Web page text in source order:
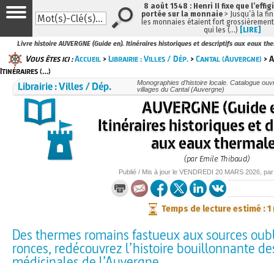
Livre histoire AUVERGNE (Guide en). Itinéraires historiques et descriptifs aux eaux
Vous êtes ici :Accueil >Librairie : Villes / Dép. >Cantal (Auvergne) >
Itinéraires (…)
Librairie : Villes / Dép.
Monographies d’histoire locale. Catalogue
villages du Cantal (Auvergne)
AUVERGNE (Guide
Itinéraires historiques et
aux eaux
(par Emile Thibaud)
Publié / Mis à jour le VENDREDI 20 MARS 2026 ,
Temps de lecture estimé : 1
Des thermes romains fastueux aux sources
ronces, redécouvrez l’histoire bouillonnante
8 août 1548 : Henri II fixe que
portée sur la monnaie > Jusqu’à la
les monnaies étaient fort
qui les (…) [LIRE]